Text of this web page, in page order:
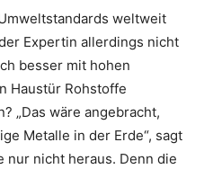
weltweit
Expertin allerdings nicht
besser mit hohen
Haustür Rohstoffe
„Das wäre angebracht,
Metalle in der Erde“, sagt
nur nicht heraus. Denn die